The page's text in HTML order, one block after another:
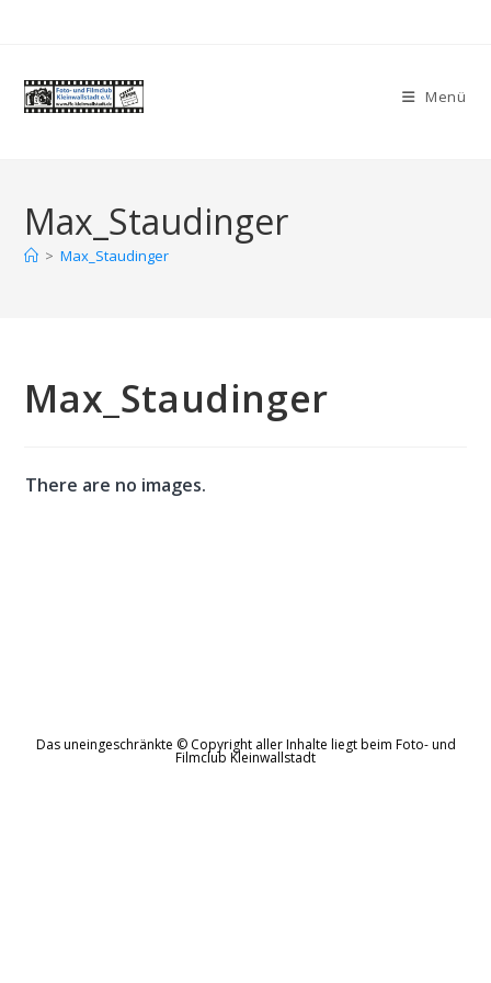
Menü
Max_Staudinger
> Max_Staudinger
Max_Staudinger
There are no images.
Das uneingeschränkte © Copyright aller Inhalte liegt beim Foto- und
Filmclub Kleinwallstadt